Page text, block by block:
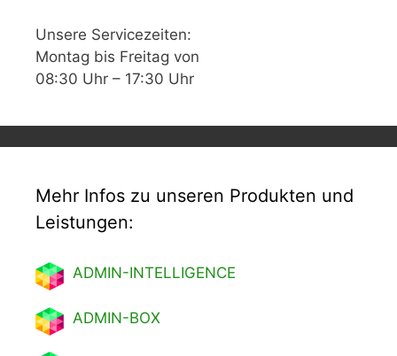
Unsere Servicezeiten:
Montag bis Freitag von
08:30 Uhr – 17:30 Uhr
Mehr Infos zu unseren Produkten und
Leistungen:
ADMIN-INTELLIGENCE
ADMIN-BOX